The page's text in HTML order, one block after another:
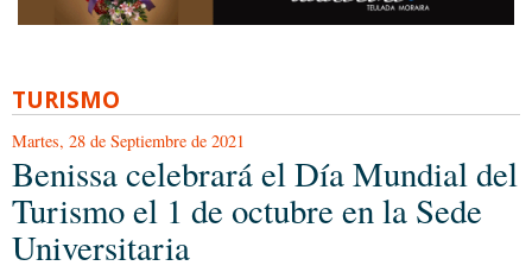
TURISMO
Martes, 28 de Septiembre de 2021
Benissa celebrará el Día Mundial del
Turismo el 1 de octubre en la Sede
Universitaria